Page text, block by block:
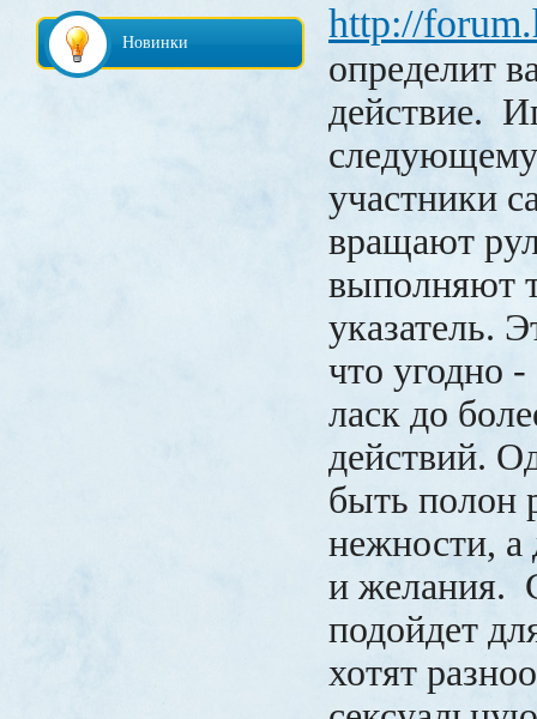
Новинки http://
определит
действие.
участники
вращают
выполняют
указатель.
что угодно
ласк до
действий.
быть полон
нежности, а
и желания.
подойдет
хотят